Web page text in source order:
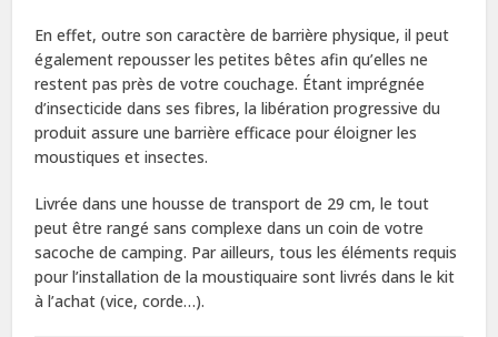
En effet, outre son caractère de barrière physique, il peut
également repousser les petites bêtes afin qu’elles ne
restent pas près de votre couchage. Étant imprégnée
d’insecticide dans ses fibres, la libération progressive du
produit assure une barrière efficace pour éloigner les
moustiques et insectes.
Livrée dans une housse de transport de 29 cm, le tout
peut être rangé sans complexe dans un coin de votre
sacoche de camping. Par ailleurs, tous les éléments requis
pour l’installation de la moustiquaire sont livrés dans le kit
à l’achat (vice, corde…).